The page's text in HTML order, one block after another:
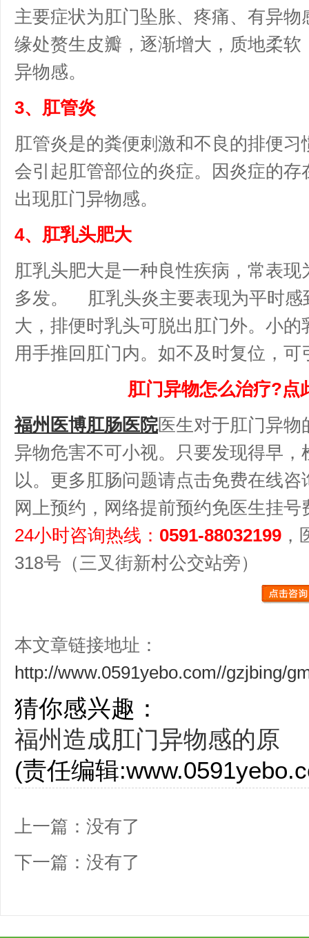
主要症状为肛门坠胀、疼痛、有异
缘处赘生皮瓣，逐渐增大，质地柔
异物感。
3、肛管炎
肛管炎是的粪便刺激和不良的排便
会引起肛管部位的炎症。因炎症的
出现肛门异物感。
4、肛乳头肥大
肛乳头肥大是一种良性疾病，常表
多发。 肛乳头炎主要表现为平时感
大，排便时乳头可脱出肛门外。小
用手推回肛门内。如不及时复位，
肛门异物怎么治疗?点
福州医博肛肠医院医生对于肛门异物
异物危害不可小视。只要发现得早
以。更多肛肠问题请点击免费在线
网上预约，网络提前预约免医生挂
24小时咨询热线： 0591-88032199
318号（三叉街新村公交站旁）
本文章链接地址：
http://www.0591yebo.com//gzjbing/
猜你感兴趣：
福州造成肛门异物感的原
(责任编辑
上一篇：没有了
下一篇：没有了